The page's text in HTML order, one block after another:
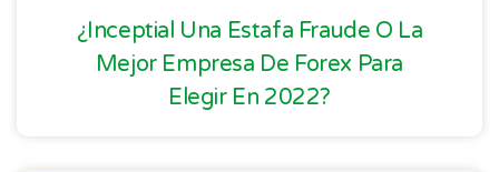
¿Inceptial Una Estafa Fraude O La
Mejor Empresa De Forex Para
Elegir En 2022?